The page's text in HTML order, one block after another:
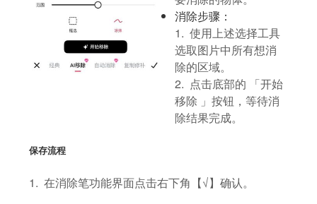
消除步骤：
1. 使用上述选择工具
选取图片中所有想消
除的区域。
2. 点击底部的 「开始
移除 」按钮，等待消
除结果完成。
保存流程
1. 在消除笔功能界面点击右下角【√】确认。